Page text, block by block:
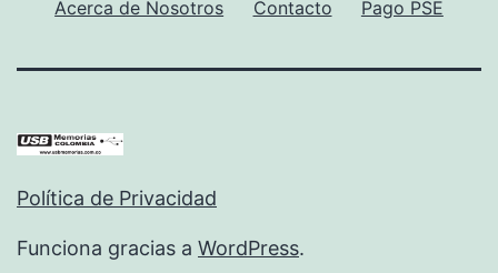
Acerca de Nosotros Contacto Pago PSE
Política de Privacidad
Funciona gracias a WordPress.